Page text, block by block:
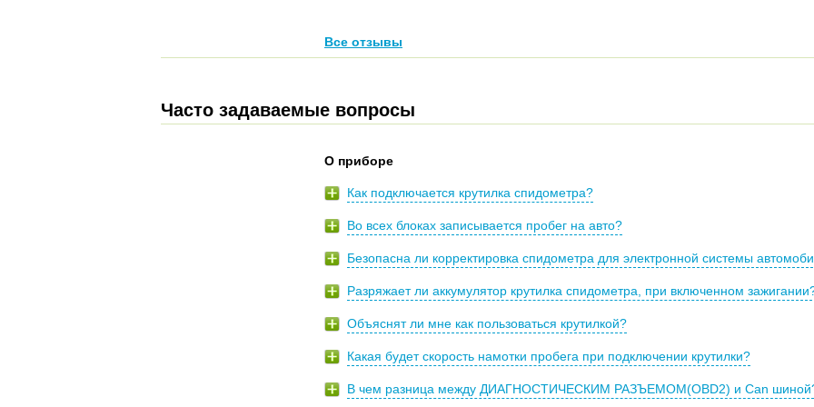
Все отзывы
Часто задаваемые вопросы
О приборе
Как подключается крутилка спидометра?
Во всех блоках записывается пробег на авто?
Безопасна ли корректировка спидометра для электронной системы
Разряжает ли аккумулятор крутилка спидометра, при включенном
Объяснят ли мне как пользоваться крутилкой?
Какая будет скорость намотки пробега при подключении крутилки?
В чем разница между ДИАГНОСТИЧЕСКИМ РАЗЪЕМОМ(OBD2) и Can